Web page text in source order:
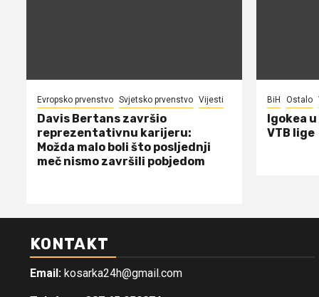
Evropsko prvenstvo Svjetsko prvenstvo Vijesti
Davis Bertans završio
reprezentativnu karijeru:
Možda malo boli što posljednji
meč nismo završili pobjedom
BiH Ostalo
Igokea
VTB lige
KONTAKT
Email: kosarka24h@gmail.com